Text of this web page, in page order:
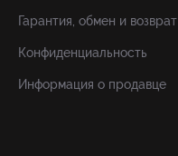
Гарантия, обмен и возврат
Конфиденциальность
Информация о продавце